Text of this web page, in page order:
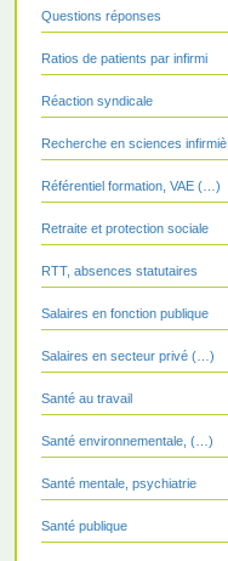
Questions réponses
Ratios de patients par infirmi
Réaction syndicale
Recherche en sciences infirmiè
Référentiel formation, VAE (…)
Retraite et protection sociale
RTT, absences statutaires
Salaires en fonction publique
Salaires en secteur privé (…)
Santé au travail
Santé environnementale, (…)
Santé mentale, psychiatrie
Santé publique